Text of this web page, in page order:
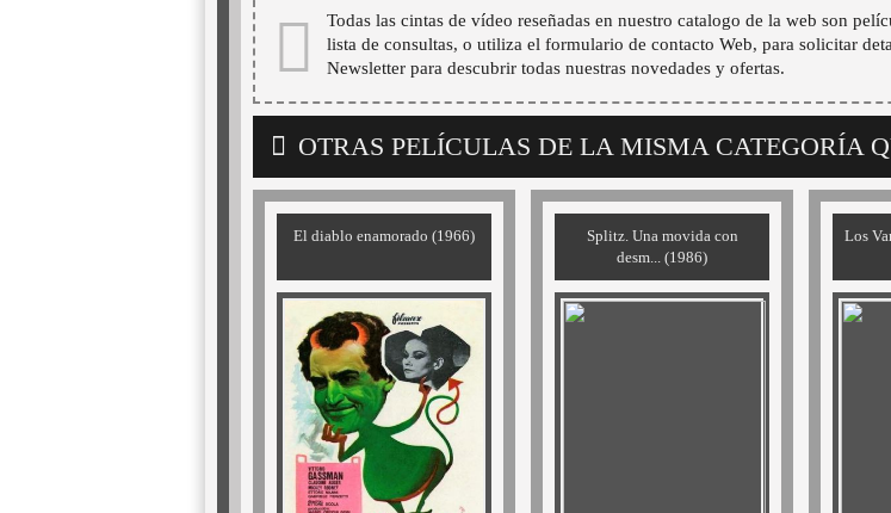
Todas las cintas de vídeo reseñadas en nuestro catalogo de la web son
lista de consultas, o utiliza el formulario de contacto Web, para solicitar
Newsletter para descubrir todas nuestras novedades y ofertas.
OTRAS PELÍCULAS DE LA MISMA CATEGORÍA
El diablo enamorado (1966)
Splitz. Una movida con
desm... (1986)
Los